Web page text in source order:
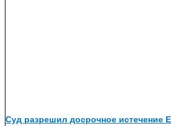
Суд разрешил досрочное истечение